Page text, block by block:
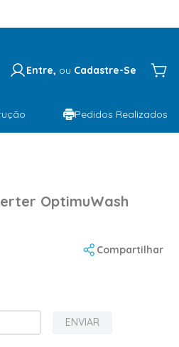
Entre, ou Cadastre-Se
Pedidos Realizados
OptimuWash
Compartilhar
ENVIAR